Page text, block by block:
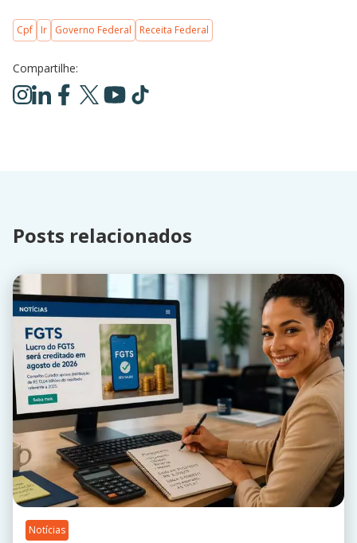
Cpf Ir Governo Federal Receita Federal
Compartilhe:
Posts relacionados
Notícias